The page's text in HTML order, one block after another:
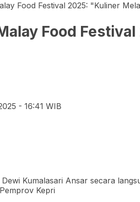
Food Festival 2025: "Kuliner
Food
- 16:41 WIB
Kumalasari Ansar secara
Kepri